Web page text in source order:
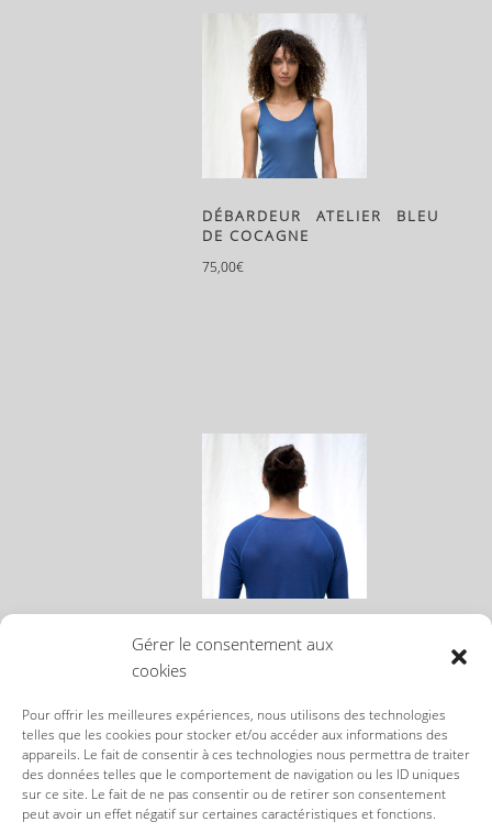
Gérer le consentement aux
cookies
Pour offrir les meilleures expériences, nous utilisons des technologies
telles que les cookies pour stocker et/ou accéder aux informations des
appareils. Le fait de consentir à ces technologies nous permettra de traiter
des données telles que le comportement de navigation ou les ID uniques
sur ce site. Le fait de ne pas consentir ou de retirer son consentement
peut avoir un effet négatif sur certaines caractéristiques et fonctions.
DÉBARDEUR ATELIER BLEU
DE COCAGNE
75,00€
ATELIER BLEU DE COCAGNE
TEE-SHIRT MANCHES
109,00